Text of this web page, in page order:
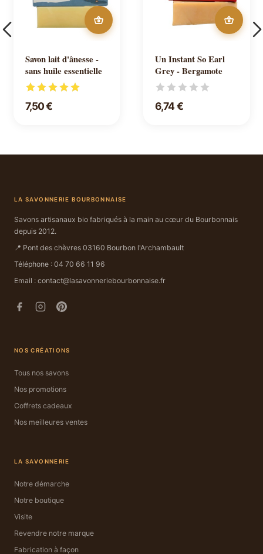
Savon lait d'ânesse -
sans huile essentielle
7,50 €
Un Instant So Earl
Grey - Bergamote
6,74 €
LA SAVONNERIE BOURBONNAISE
Savons artisanaux bio fabriqués à la main au cœur du Bourbonnais
depuis 2012.
📍 Pont des chèvres 03160 Bourbon l'Archambault
Téléphone : 04 70 66 11 96
Email : contact@lasavonneriebourbonnaise.fr
NOS CRÉATIONS
Tous nos savons
Nos promotions
Coffrets cadeaux
Nos meilleures ventes
LA SAVONNERIE
Notre démarche
Notre boutique
Visite
Revendre notre marque
Fabrication à façon